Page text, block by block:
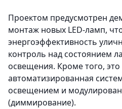
Проектом предусмотрен
монтаж новых LED-ламп,
энергоэффективность
контроль над состоянием
освещения. Кроме того,
автоматизированная
освещением и
(диммирование).